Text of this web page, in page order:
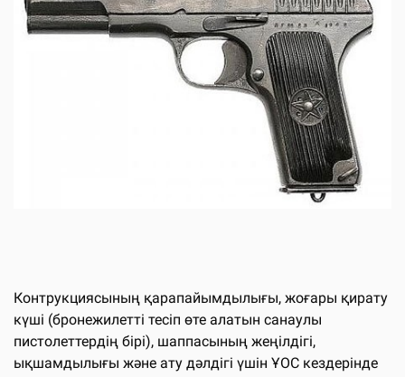
Контрукциясының қарапайымдылығы, жоғары қирату
күші (бронежилетті тесіп өте алатын санаулы
пистолеттердің бірі), шаппасының жеңілдігі,
ықшамдылығы және ату дәлдігі үшін ҰОС кездерінде